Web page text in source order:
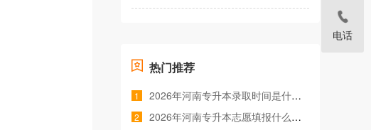
热门推荐
1 2026年河南专升本录取时间是什么时候<
2 2026年河南专升本志愿填报什么时间<
电话